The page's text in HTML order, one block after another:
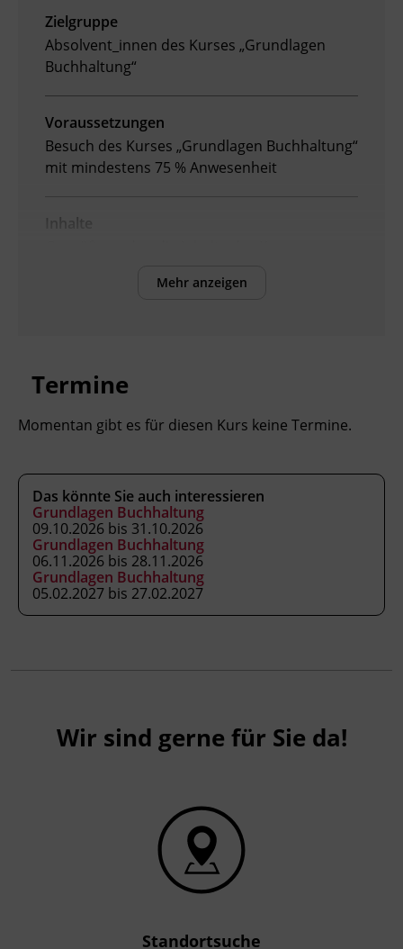
Ingenieurzertifizierung
Deutsch und Integration
Akademisches Studienzentrum
Digitales Lernen
BFI Reutte
BFI Schwaz
Zielgruppe
Absolvent_innen des Kurses „Grundlagen
Buchhaltung“
Voraussetzungen
Besuch des Kurses „Grundlagen Buchhaltung“
mit mindestens 75 % Anwesenheit
Inhalte
Kursformat
Leitung
Fachtrainer_in
Abschluss
Zeugnis
Mehr anzeigen
Termine
Momentan gibt es für diesen Kurs keine Termine.
Das könnte Sie auch interessieren
Grundlagen Buchhaltung
09.10.2026 bis 31.10.2026
Grundlagen Buchhaltung
06.11.2026 bis 28.11.2026
Grundlagen Buchhaltung
05.02.2027 bis 27.02.2027
Wir sind gerne für Sie da!
Standortsuche